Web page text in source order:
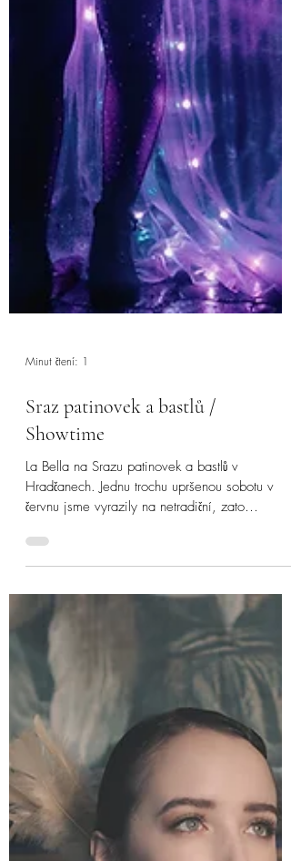
Minut čtení: 1
Sraz patinovek a bastlů /
Showtime
La Bella na Srazu patinovek a bastlů v
Hradčanech. Jednu trochu upršenou sobotu v